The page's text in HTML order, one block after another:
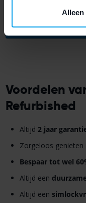
Alleen
Voordelen
Refurbished
Altijd 2 jaar
Zorgeloos genieten
Bespaar tot wel
Altijd een
Altijd een